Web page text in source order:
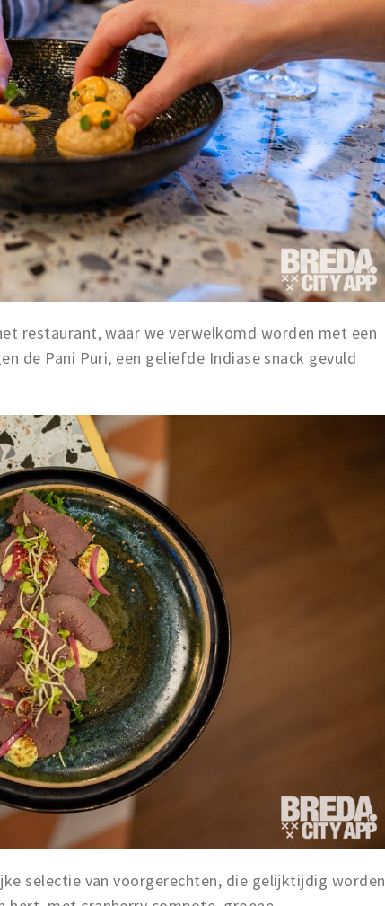
restaurant, waar we verwelkomd worden met een
de Pani Puri, een geliefde Indiase snack gevuld
selectie van voorgerechten, die gelijktijdig worden